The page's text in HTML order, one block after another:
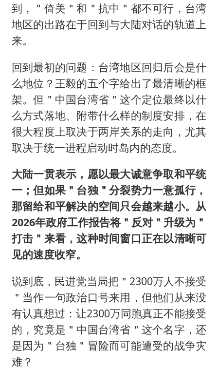
到，＂倚美＂和＂抗中＂都不可行，台湾
地区的出路在于回到与大陆对话的轨道上
来。
回到最初的问题：台湾地区回归后会是什
么地位？王毅的五个字给出了最清晰的框
架。但＂中国台湾省＂这个定位最终以什
么方式落地、附带什么样的制度安排，在
很大程度上取决于两岸关系的走向，尤其
取决于统一进程启动时岛内的态度。
大陆一贯表示，愿以最大诚意争取和平统
一；但如果＂台独＂分裂势力一意孤行，
那留给和平解决的空间只会越来越小。从
2026年政府工作报告将＂反对＂升级为＂
打击＂来看，这种时间窗口正在以清晰可
见的速度收窄。
说到底，民进党当局把＂2300万人不接受
＂当作一句政治口号来用，但他们从来没
有认真想过：让2300万同胞真正不能接受
的，究竟是＂中国台湾省＂这个名字，还
是因为＂台独＂冒险而可能遭受的战争灾
难？